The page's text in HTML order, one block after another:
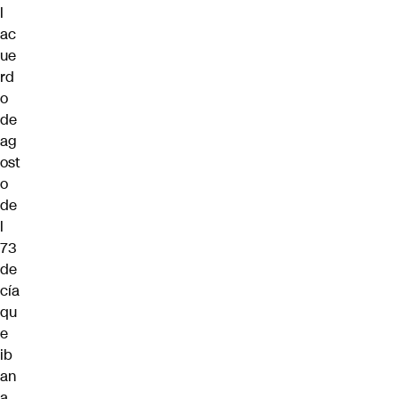
l
ac
ue
rd
o
de
ag
ost
o
de
l
73
de
cía
qu
e
ib
an